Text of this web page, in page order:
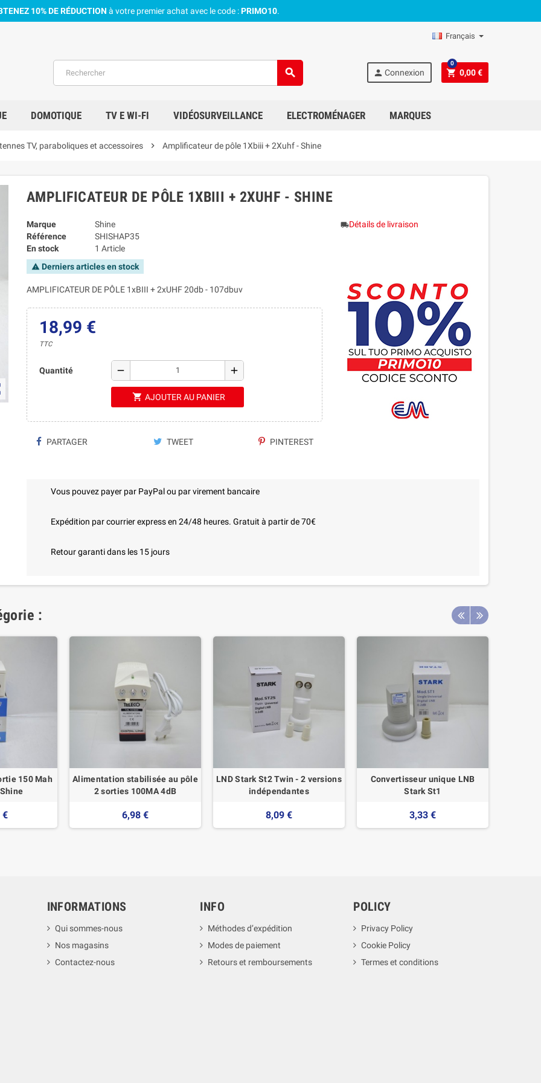
10% DE RÉDUCTION à votre premier achat avec le code :PRIMO10.
Français
search person Connexion shopping_cart 0,00 €
0
DOMOTIQUE TV E WI-FI VIDÉOSURVEILLANCE ELECTROMÉNAGER MARQUES
TV, paraboliques et accessoires chevron_right Amplificateur de pôle 1Xbiii + 2Xuhf - Shine
AMPLIFICATEUR DE PÔLE 1XBIII + 2XUHF - SHINE
Marque
Shine
Référence
SHISHAP35
En stock
1 Article
warning Derniers articles en stock
AMPLIFICATEUR DE PÔLE 1xBIII + 2xUHF 20db - 107dbuv
18,99 €
TTC
Quantité remove add
shopping_cart AJOUTER AU PANIER
PARTAGER TWEET PINTEREST
local_shippingDétails de livraison
Vous pouvez payer par PayPal ou par virement bancaire
Expédition par courrier express en 24/48 heures. Gratuit à partir de 70€
Retour garanti dans les 15 jours
:
150 Mah
€
Alimentation stabilisée au pôle
2 sorties 100MA 4dB
6,98 €
LND Stark St2 Twin - 2 versions
indépendantes
8,09 €
Convertisseur unique LNB
Stark St1
3,33 €
INFORMATIONS
Qui sommes-nous
Nos magasins
Contactez-nous
INFO
Méthodes d’expédition
Modes de paiement
Retours et remboursements
POLICY
Privacy Policy
Cookie Policy
Termes et conditions